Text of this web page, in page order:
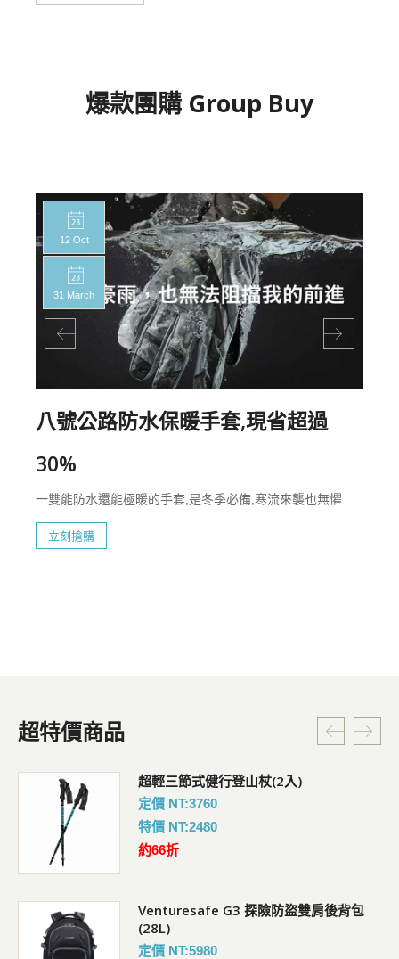
爆款團購 Group Buy
12 Oct
31 March
八號公路防水保暖手套,現省超過
30%
一雙能防水還能極暖的手套,是冬季必備,寒流來襲也無懼
立刻搶購
超特價商品
超輕三節式健行登山杖(2入)
定價 NT:3760
特價 NT:2480
約66折
Venturesafe G3 探險防盜雙肩後背包
(28L)
定價 NT:5980